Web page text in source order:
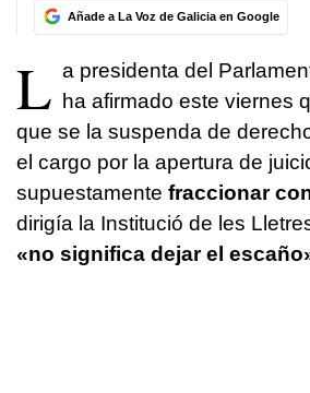
Añade a La Voz de Galicia en Google
L a presidenta del
ha afirmado este viernes
que se la suspenda de
el cargo por la apertura de
supuestamente fraccionar
dirigía la Institució de les
«no significa dejar el